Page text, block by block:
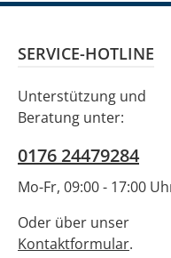
SERVICE-HOTLINE
Unterstützung und
Beratung unter:
0176 24479284
Mo-Fr, 09:00 - 17:00
Oder über unser
Kontaktformular.